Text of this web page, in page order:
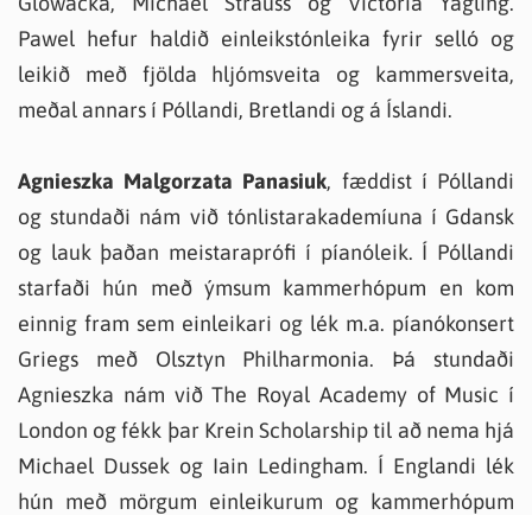
Pawel hefur haldið einleikstónleika fyrir selló og
leikið með fjölda hljómsveita og kammersveita,
meðal annars í Póllandi, Bretlandi og á Íslandi.
Agnieszka Malgorzata Panasiuk, fæddist í Póllandi
og stundaði nám við tónlistarakademíuna í Gdansk
og lauk þaðan meistaraprófi í píanóleik. Í Póllandi
starfaði hún með ýmsum kammerhópum en kom
einnig fram sem einleikari og lék m.a. píanókonsert
Griegs með Olsztyn Philharmonia. Þá stundaði
Agnieszka nám við The Royal Academy of Music í
London og fékk þar Krein Scholarship til að nema hjá
Michael Dussek og Iain Ledingham. Í Englandi lék
hún með mörgum einleikurum og kammerhópum